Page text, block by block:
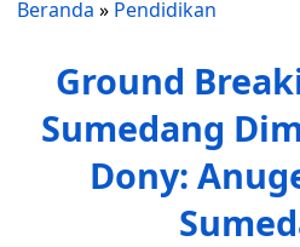
Beranda » Pendidikan
Ground
Sumedang
Dony: